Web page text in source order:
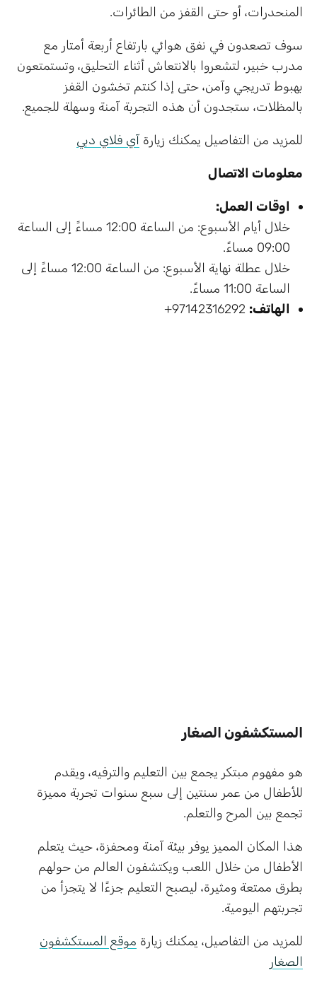
المنحدرات، أو حتى القفز من الطائرات.
سوف تصعدون في نفق هوائي بارتفاع أربعة أمتار مع
مدرب خبير، لتشعروا بالانتعاش أثناء التحليق، وتستمتعون
بهبوط تدريجي وآمن، حتى إذا كنتم تخشون القفز
بالمظلات، ستجدون أن هذه التجربة آمنة وسهلة للجميع.
للمزيد من التفاصيل يمكنك زيارة آي فلاي دبي
معلومات الاتصال
اوقات العمل:
خلال أيام الأسبوع: من الساعة 12:00 مساءً إلى الساعة
09:00 مساءً.
خلال عطلة نهاية الأسبوع: من الساعة 12:00 مساءً إلى
الساعة 11:00 مساءً.
الهاتف:
المستكشفون الصغار
هو مفهوم مبتكر يجمع بين التعليم والترفيه، ويقدم
للأطفال من عمر سنتين إلى سبع سنوات تجربة مميزة
تجمع بين المرح والتعلم.
هذا المكان المميز يوفر بيئة آمنة ومحفزة، حيث يتعلم
الأطفال من خلال اللعب ويكتشفون العالم من حولهم
بطرق ممتعة ومثيرة، ليصبح التعليم جزءًا لا يتجزأ من
تجربتهم اليومية.
للمزيد من التفاصيل، يمكنك زيارة موقع المستكشفون
الصغار